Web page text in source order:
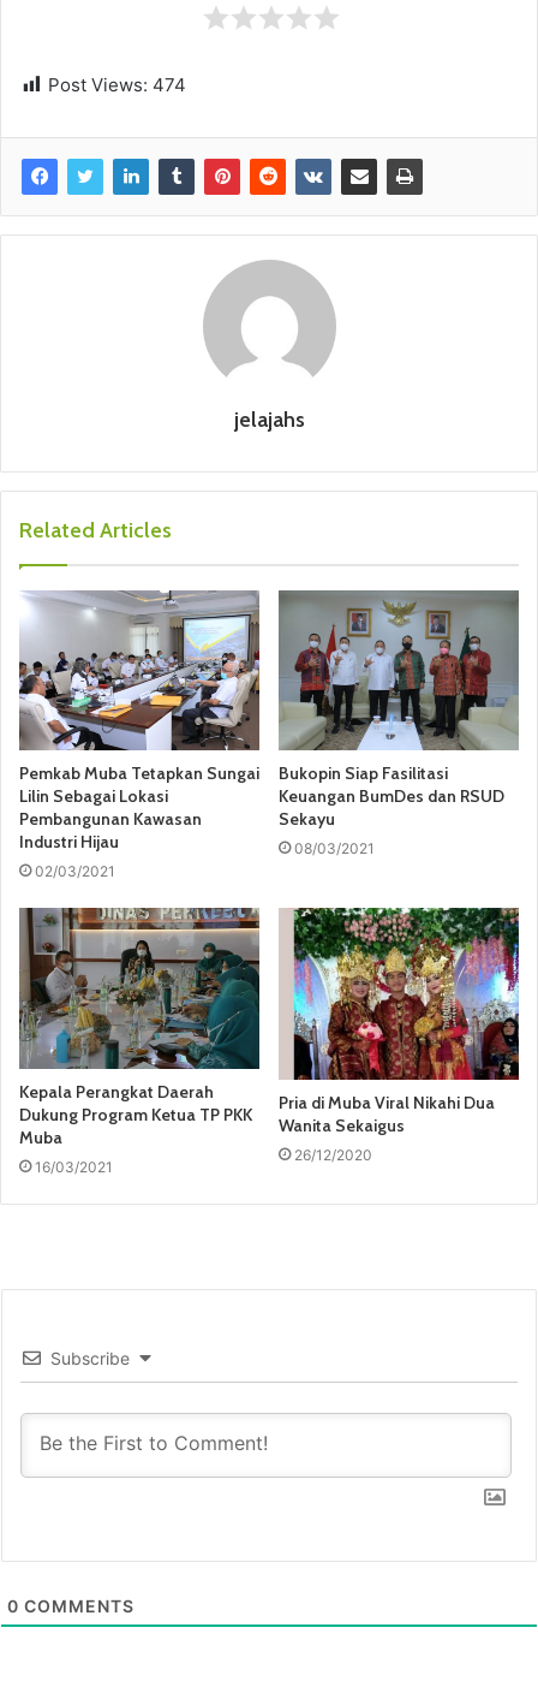
Post Views: 474
jelajahs
Related Articles
Pemkab Muba Tetapkan Sungai
Lilin Sebagai Lokasi
Pembangunan Kawasan
Industri Hijau
02/03/2021
Bukopin Siap Fasilitasi
Keuangan BumDes dan RSUD
Sekayu
08/03/2021
Kepala Perangkat Daerah
Dukung Program Ketua TP PKK
Muba
16/03/2021
Pria di Muba Viral Nikahi Dua
Wanita Sekaigus
26/12/2020
Subscribe
0 COMMENTS